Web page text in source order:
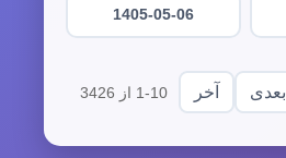
1405-05-06
بعدی آخر 1-10 از 3426